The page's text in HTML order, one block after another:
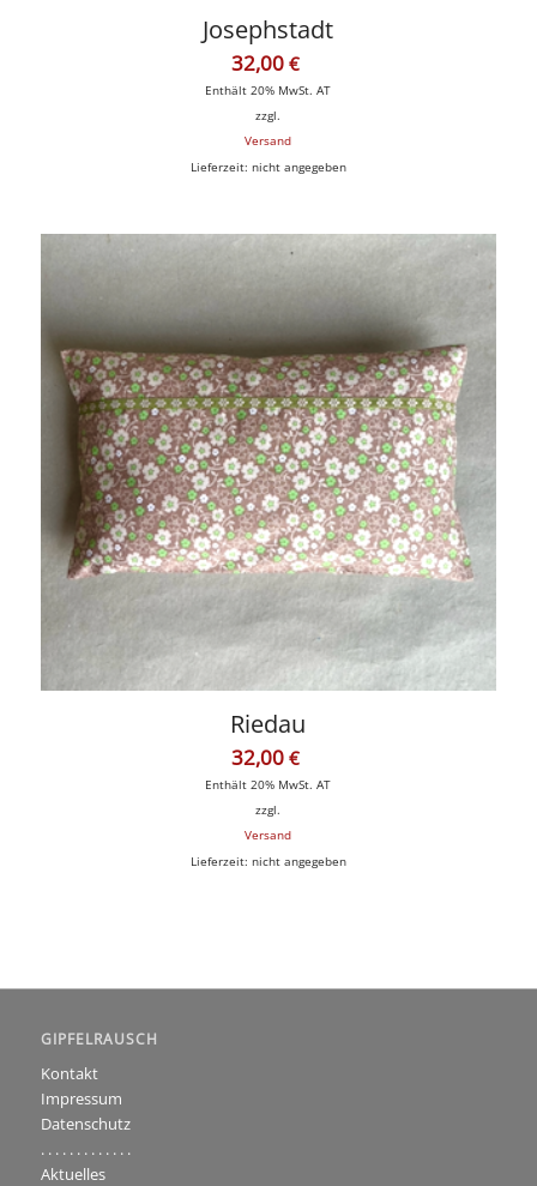
Josephstadt
32,00 €
Enthält 20% MwSt. AT
zzgl.
Versand
Lieferzeit: nicht angegeben
Riedau
32,00 €
Enthält 20% MwSt. AT
zzgl.
Versand
Lieferzeit: nicht angegeben
GIPFELRAUSCH
Kontakt
Impressum
Datenschutz
. . . . . . . . . . . . .
Aktuelles